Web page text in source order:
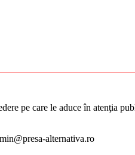
pe care le aduce în atenţia
alternativa.ro